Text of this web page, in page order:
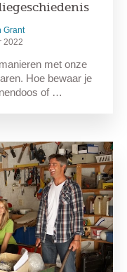
Grant
2022
met onze
Hoe bewaar je
of …